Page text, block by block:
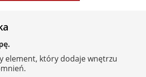
element, który dodaje wnętrzu